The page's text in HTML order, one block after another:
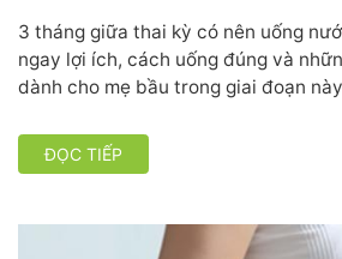
3 tháng giữa thai kỳ có nên uống
ngay lợi ích, cách uống đúng và
dành cho mẹ bầu trong giai đoạn
ĐỌC TIẾP